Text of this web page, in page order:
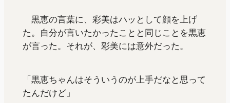
黒恵の言葉に、彩美はハッとして顔を上げ
た。自分が言いたかったことと同じことを黒恵
が言った。それが、彩美には意外だった。
「黒恵ちゃんはそういうのが上手だなと思って
たんだけど」